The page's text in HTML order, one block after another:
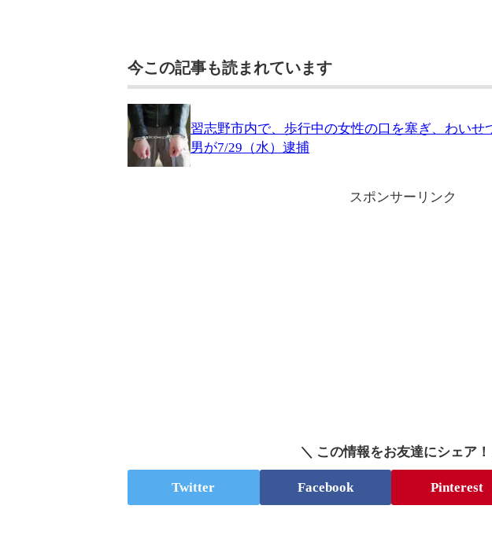
今この記事も読まれています
習志野市内で、歩行中の女性の口を塞ぎ、わいせ
男が7/29（水）逮捕
スポンサーリンク
＼ この情報をお友達にシェア！
Twitter Facebook Pinterest